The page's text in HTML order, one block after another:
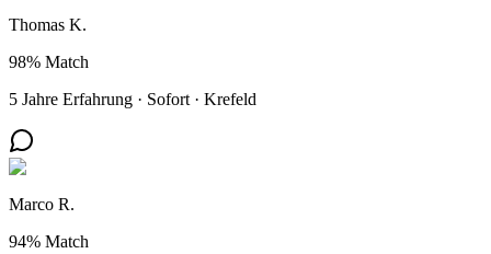
Thomas K.
98% Match
5 Jahre Erfahrung · Sofort · Krefeld
Marco R.
94% Match